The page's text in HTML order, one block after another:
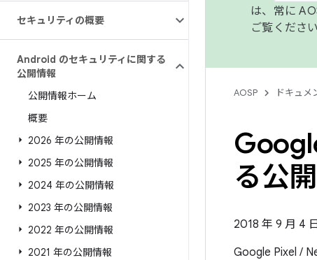
セキュリティの概要
Android のセキュリティに関する
公開情報
公開情報ホーム
概要
2026 年の公開情報
2025 年の公開情報
2024 年の公開情報
2023 年の公開情報
2022 年の公開情報
2021 年の公開情報
は、常に
ご覧ください
AOSP ドキュメ
る公
2018 年 9 月 4
Google Pixel /